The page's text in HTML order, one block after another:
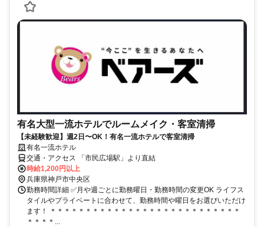
有名大型一流ホテルでルームメイク・客室清掃
【未経験歓迎】週2日〜OK！有名一流ホテルで客室清掃
有名一流ホテル
交通・アクセス 「市民広場駅」より直結
時給1,200円以上
兵庫県神戸市中央区
勤務時間詳細 ✅月や週ごとに勤務曜日・勤務時間の変更OK ライフス
タイルやプライベートに合わせて、勤務時間や曜日をお選びいただけ
ます！ ＊＊＊＊＊＊＊＊＊＊＊＊＊＊＊＊＊＊＊＊＊＊＊＊＊＊＊
＊＊＊＊...